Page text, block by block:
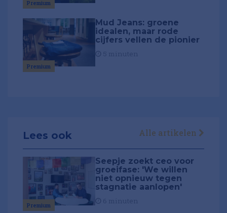
Premium
Premium
Mud Jeans: groene
idealen, maar rode
cijfers vellen de pionier
Lees ook Alle artikelen
Premium
Seepje zoekt ceo voor
groeifase: 'We willen
niet opnieuw tegen
stagnatie aanlopen'